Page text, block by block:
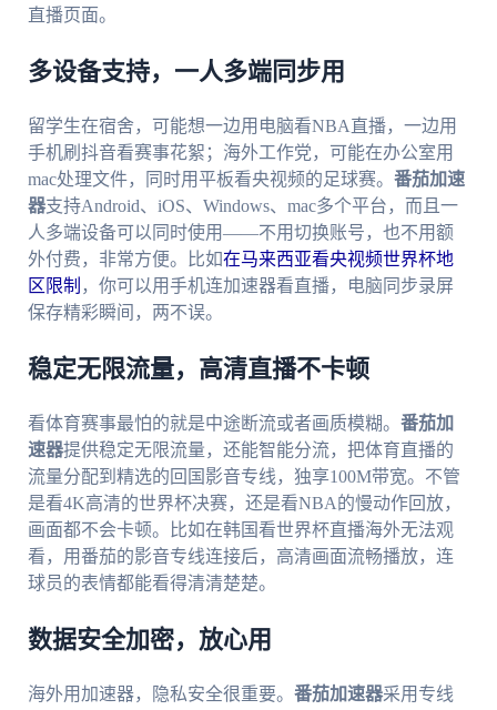
直播页面。
多设备支持，一人多端同步用
留学生在宿舍，可能想一边用电脑看NBA直播，一边用
手机刷抖音看赛事花絮；海外工作党，可能在办公室用
mac处理文件，同时用平板看央视频的足球赛。 番茄加速
器支持Android、iOS、Windows、mac多个平台，而且一
人多端设备可以同时使用——不用切换账号，也不用额
外付费，非常方便。比如在马来西亚看央视频世界杯地
区限制 ，你可以用手机连加速器看直播，电脑同步录屏
保存精彩瞬间，两不误。
稳定无限流量，高清直播不卡顿
看体育赛事最怕的就是中途断流或者画质模糊。 番茄加
速器提供稳定无限流量，还能智能分流，把体育直播的
流量分配到精选的回国影音专线，独享100M带宽。不管
是看4K高清的世界杯决赛，还是看NBA的慢动作回放，
画面都不会卡顿。比如在韩国看世界杯直播海外无法观
看，用番茄的影音专线连接后，高清画面流畅播放，连
球员的表情都能看得清清楚楚。
数据安全加密，放心用
海外用加速器，隐私安全很重要。 番茄加速器采用专线